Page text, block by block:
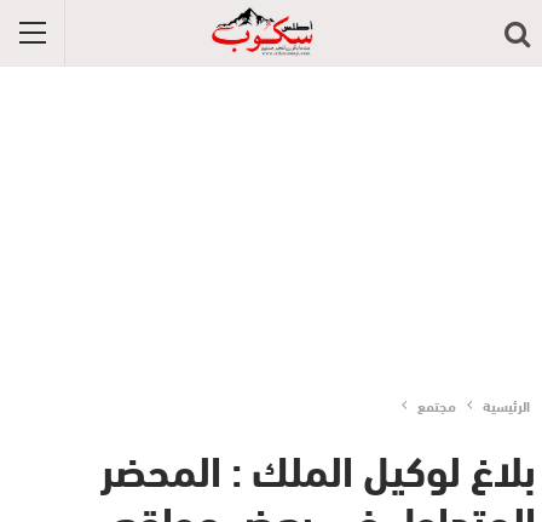
الرئيسية مجتمع
بلاغ لوكيل الملك : المحضر